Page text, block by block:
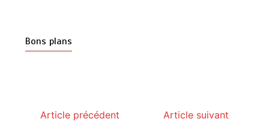
Bons plans
Article précédent Article suivant